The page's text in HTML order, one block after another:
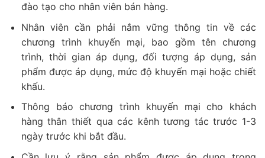
đào tạo cho nhân viên bán hàng.
Nhân viên cần phải nắm vững thông tin về các
chương trình khuyến mại, bao gồm tên chương
trình, thời gian áp dụng, đối tượng áp dụng, sản
phẩm được áp dụng, mức độ khuyến mại hoặc chiết
khấu.
Thông báo chương trình khuyến mại cho khách
hàng thân thiết qua các kênh tương tác trước 1-3
ngày trước khi bắt đầu.